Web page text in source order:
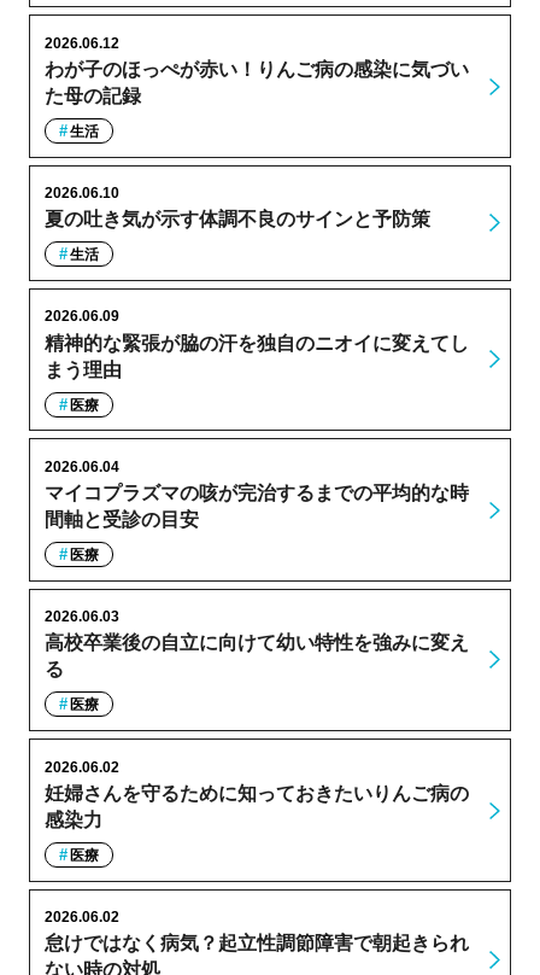
わが子のほっぺが赤い！りんご病の感染に気づい
た母の記録
2026.06.12
生活
夏の吐き気が示す体調不良のサインと予防策
2026.06.10
生活
精神的な緊張が脇の汗を独自のニオイに変えてし
まう理由
2026.06.09
医療
マイコプラズマの咳が完治するまでの平均的な時
間軸と受診の目安
2026.06.04
医療
高校卒業後の自立に向けて幼い特性を強みに変え
る
2026.06.03
医療
妊婦さんを守るために知っておきたいりんご病の
感染力
2026.06.02
医療
怠けではなく病気？起立性調節障害で朝起きられ
ない時の対処
2026.06.02